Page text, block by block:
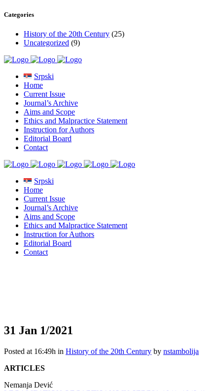
Categories
History of the 20th Century (25)
Uncategorized (9)
Srpski
Home
Current Issue
Journal’s Archive
Aims and Scope
Ethics and Malpractice Statement
Instruction for Authors
Editorial Board
Contact
Srpski
Home
Current Issue
Journal’s Archive
Aims and Scope
Ethics and Malpractice Statement
Instruction for Authors
Editorial Board
Contact
31 Jan 1/2021
Posted at 16:49h in History of the 20th Century by nstambolija
ARTICLES
Nemanja Dević